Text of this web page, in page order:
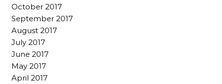
October 2017
September 2017
August 2017
July 2017
June 2017
May 2017
April 2017